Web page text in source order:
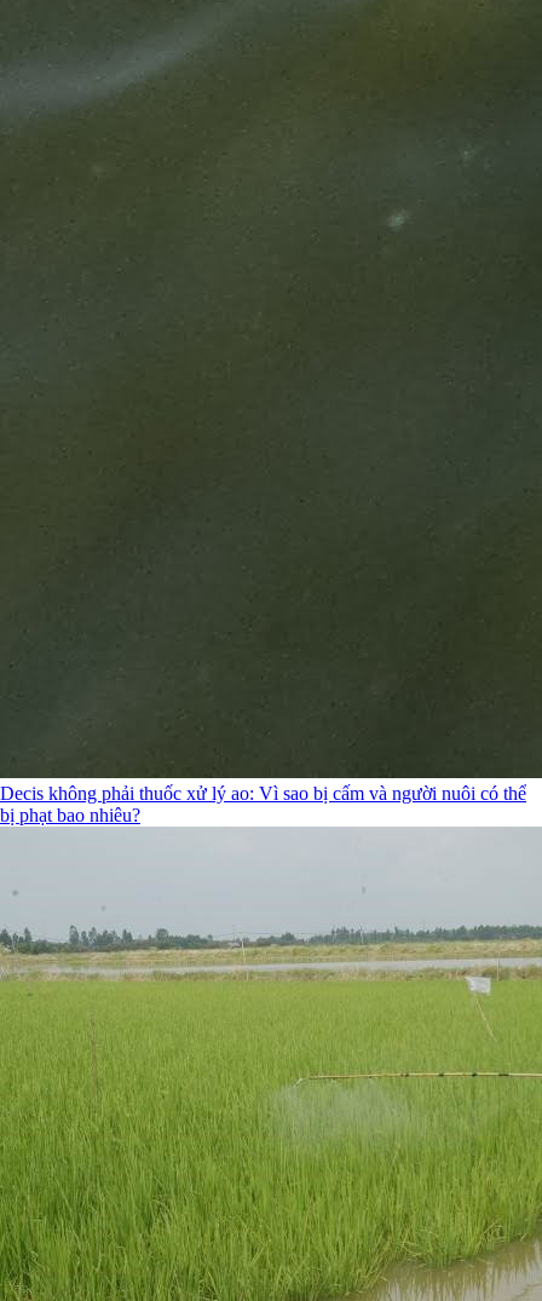
Decis không phải thuốc xử lý ao: Vì sao bị cấm và người nuôi có thể
bị phạt bao nhiêu?